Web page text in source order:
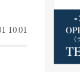
10:01